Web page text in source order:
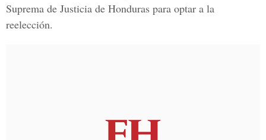
Suprema de Justicia de Honduras para optar a la
reelección.